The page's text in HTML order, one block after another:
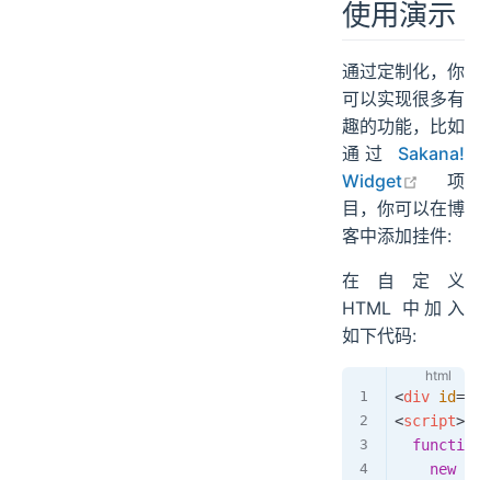
使用演示
通过定制化，你
可以实现很多有
趣的功能，比如
通过 Sakana!
Widget
open
项
目，你可以在博
客中添加挂件:
在自定义
HTML 中加入
如下代码:
<div id=
<script>
function
new